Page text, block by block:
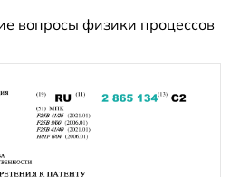
вопросы физики процессов